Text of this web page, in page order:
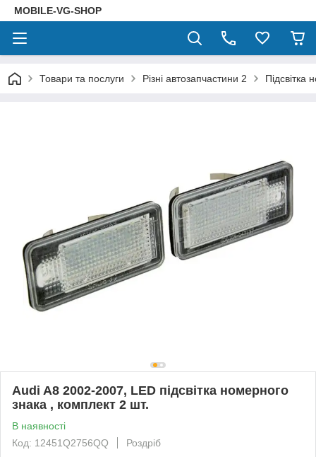
MOBILE-VG-SHOP
Товари та послуги Різні автозапчастини 2 Підсвітка
Audi A8 2002-2007, LED підсвітка номерного
знака , комплект 2 шт.
В наявності
Код: 12451Q2756QQ
Роздріб